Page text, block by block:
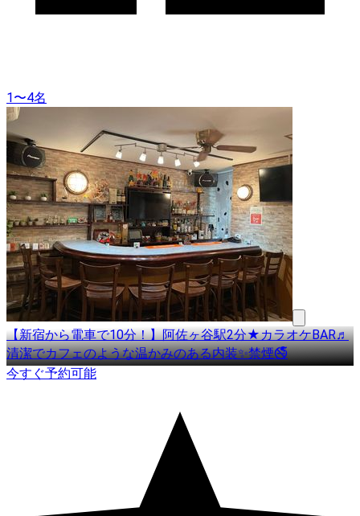
1〜4名
【新宿から電車で10分！】阿佐ヶ谷駅2分★カラオケBAR♬
清潔でカフェのような温かみのある内装✨禁煙🚭
今すぐ予約可能